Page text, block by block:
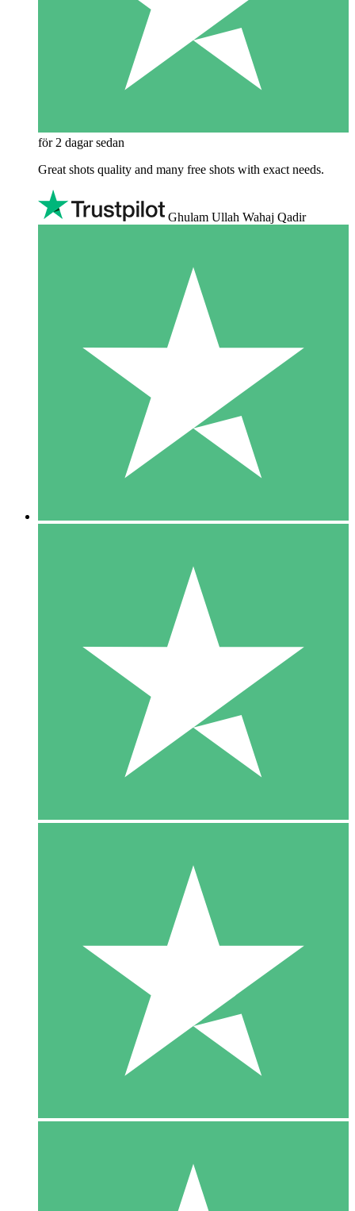
för 2 dagar sedan
Great shots quality and many free shots with exact needs.
Ghulam Ullah Wahaj Qadir